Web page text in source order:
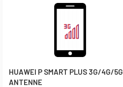
HUAWEI P SMART PLUS 3G/4G/5G
ANTENNE